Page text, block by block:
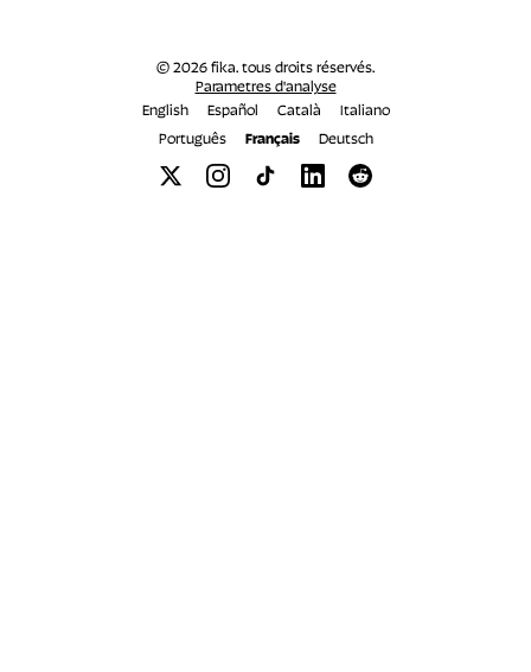
© 2026 fika. tous droits réservés.
Parametres d'analyse
English
Español Català
Italiano
Português
Français Deutsch